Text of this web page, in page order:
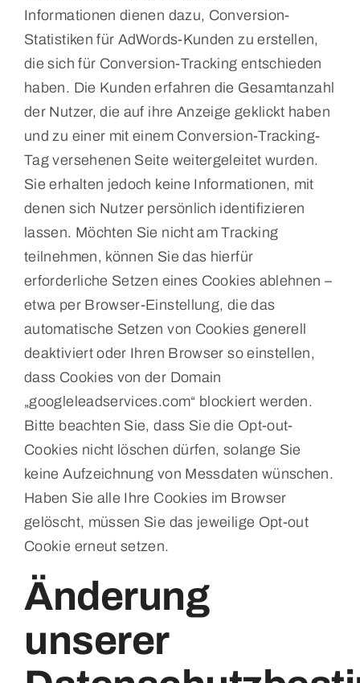
Informationen dienen dazu, Conversion-
Statistiken für AdWords-Kunden zu erstellen,
die sich für Conversion-Tracking entschieden
haben. Die Kunden erfahren die Gesamtanzahl
der Nutzer, die auf ihre Anzeige geklickt haben
und zu einer mit einem Conversion-Tracking-
Tag versehenen Seite weitergeleitet wurden.
Sie erhalten jedoch keine Informationen, mit
denen sich Nutzer persönlich identifizieren
lassen. Möchten Sie nicht am Tracking
teilnehmen, können Sie das hierfür
erforderliche Setzen eines Cookies ablehnen –
etwa per Browser-Einstellung, die das
automatische Setzen von Cookies generell
deaktiviert oder Ihren Browser so einstellen,
dass Cookies von der Domain
„googleleadservices.com“ blockiert werden.
Bitte beachten Sie, dass Sie die Opt-out-
Cookies nicht löschen dürfen, solange Sie
keine Aufzeichnung von Messdaten wünschen.
Haben Sie alle Ihre Cookies im Browser
gelöscht, müssen Sie das jeweilige Opt-out
Cookie erneut setzen.
Änderung
unserer